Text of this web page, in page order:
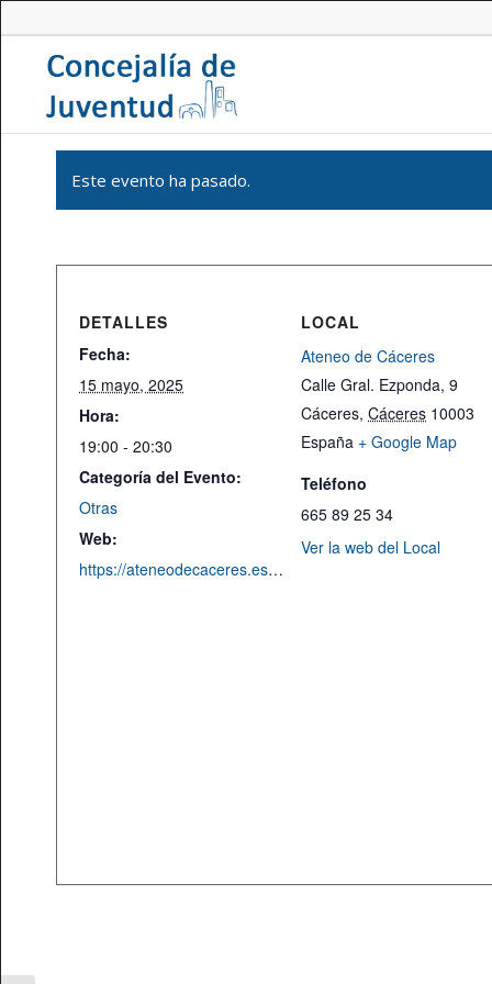
Este evento ha pasado.
DETALLES
Fecha:
15 mayo, 2025
Hora:
19:00 - 20:30
Categoría del Evento:
Otras
Web:
https://ateneodecaceres.es/page/2/
LOCAL
Ateneo de Cáceres
Calle Gral. Ezponda, 9
Cáceres, Cáceres 10003
España + Google Map
Teléfono
665 89 25 34
Ver la web del Local